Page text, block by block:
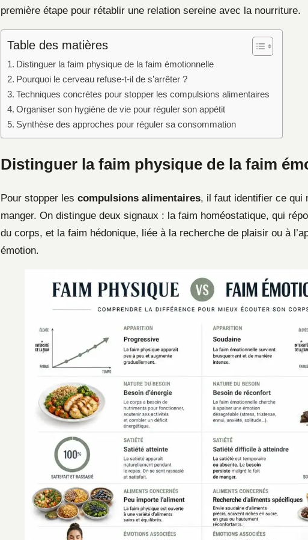
première étape pour rétablir une relation sereine avec la nourriture.
Table des matières
Distinguer la faim physique de la faim émotionnelle
Pourquoi le cerveau refuse-t-il de s’arrêter ?
Techniques concrètes pour stopper les compulsions alimentaires
Organiser son hygiène de vie pour réguler son appétit
Synthèse des approches pour réguler sa consommation
Distinguer la faim physique de la faim
Pour stopper les compulsions alimentaires, il faut identifier ce qui
manger. On distingue deux signaux : la faim homéostatique, qui
du corps, et la faim hédonique, liée à la recherche de plaisir ou à
émotion.